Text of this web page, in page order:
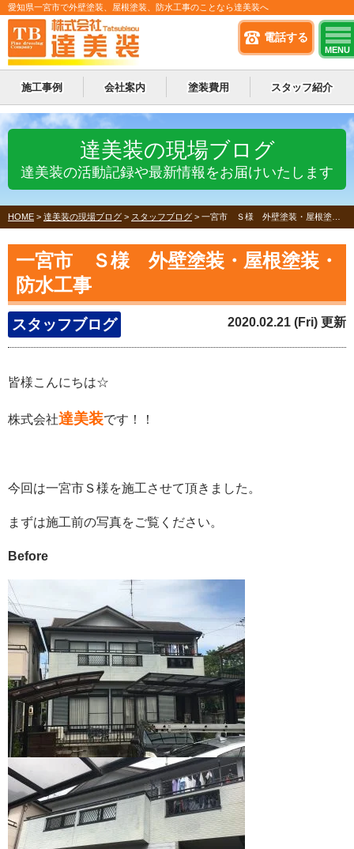
電話する
MENU
愛知県一宮市で外壁塗装、屋根塗装、防水工事のことなら達美装へ
施工事例 会社案内 塗装費用 スタッフ紹介
達美装の現場ブログ
達美装の活動記録や最新情報をお届けいたします
HOME > 達美装の現場ブログ > スタッフブログ > 一宮市 Ｓ様 外壁塗装・屋根塗装・防水工事
一宮市 Ｓ様 外壁塗装・屋根塗装・
防水工事
スタッフブログ 2020.02.21 (Fri) 更新
皆様こんにちは☆
株式会社達美装です！！
今回は一宮市Ｓ様を施工させて頂きました。
まずは施工前の写真をご覧ください。
Before